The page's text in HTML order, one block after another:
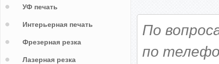
По
по
УФ печать
Интерьерная печать
Фрезерная резка
Лазерная резка